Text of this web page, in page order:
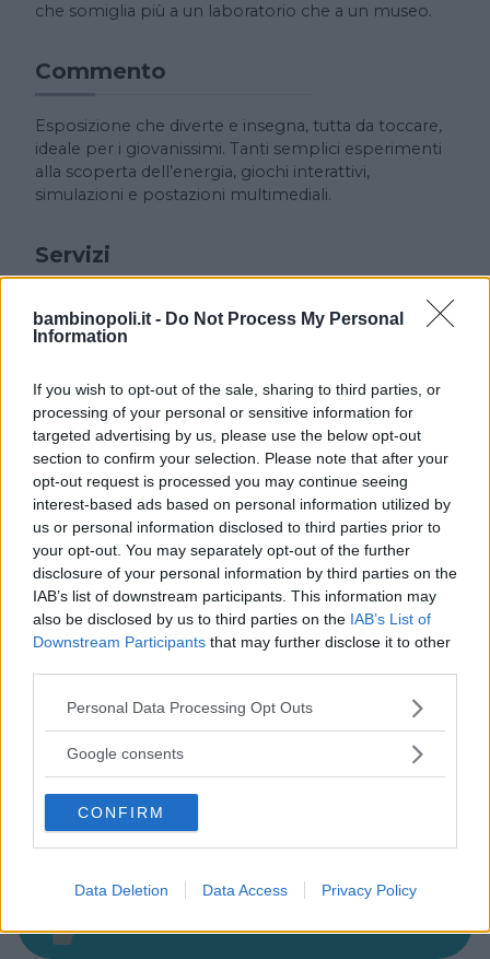
bambinopoli.it - Do Not Process My Personal
Information
If you wish to opt-out of the sale, sharing to third parties, or
processing of your personal or sensitive information for
targeted advertising by us, please use the below opt-out
section to confirm your selection. Please note that after your
opt-out request is processed you may continue seeing
interest-based ads based on personal information utilized by
us or personal information disclosed to third parties prior to
your opt-out. You may separately opt-out of the further
disclosure of your personal information by third parties on the
IAB’s list of downstream participants. This information may
also be disclosed by us to third parties on the IAB’s List of
Downstream Participants that may further disclose it to other
Please note that this website/app uses one or more Google
not limited to your visit or usage behaviour. You may click to
use your data for below specified purposes in below Google
consent section.
Personal Data Processing Opt Outs
Google consents
CONFIRM
Data Deletion Data Access Privacy Policy
che somiglia più a un laboratorio che a un museo.
Commento
Esposizione che diverte e insegna, tutta da toccare,
ideale per i giovanissimi. Tanti semplici esperimenti
alla scoperta dell’energia, giochi interattivi,
simulazioni e postazioni multimediali.
Servizi
Attività educative per la scuola. Il calendario degli
eventi, delle mostre temporanee e delle attività
laboratori dedicati alle differenti fasce di età, per
soddisfare tutti, dai desideri dei più piccoli a quelli dei
ragazzi a quelli dei genitori.
Cerca altre strutture
Alberghi
Valigie per il Parto